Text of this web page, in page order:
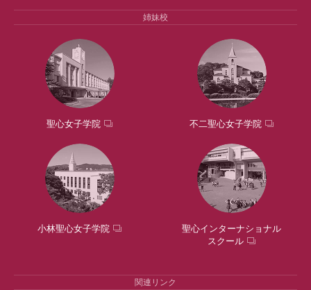
姉妹校
聖心女子学院 不二聖心女子学院
小林聖心女子学院
聖心インターナショナル
スクール
関連リンク